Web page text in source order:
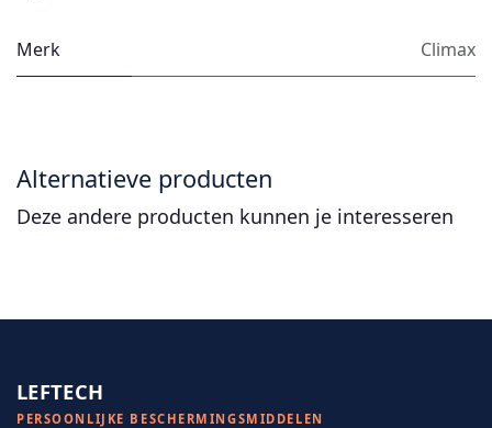
Merk Climax
Alternatieve producten
Deze andere producten kunnen je interesseren
LEFTECH
PERSOONLIJKE BESCHERMINGSMIDDELEN